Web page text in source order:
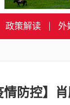
政策解读 外
情防控】